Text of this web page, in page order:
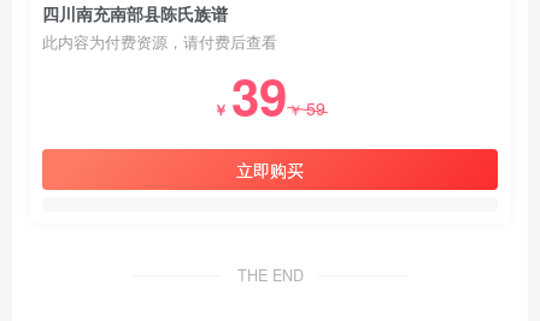
四川南充南部县陈氏族谱
此内容为付费资源，请付费后查看
￥ 39￥59
立即购买
THE END